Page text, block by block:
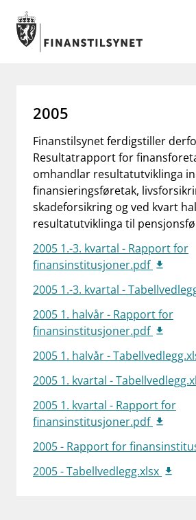
Gå til hovedinnhold
Gå til søkesiden
nettstedet
English
English
Tilsyn
Aktuelt
Finanstilsynets registre
Tema
supervisor_accountForbrukerinformasjon
businessOm Finanstilsynet
mail_outlineKontakt oss
work_outlineJobb hos oss
dashboardInformasjon for investorer
notifications_noneAbonner på nyhetsvarsel
2005
Finanstilsynet ferdigstiller
Resultatrapport for
omhandlar resultatutviklinga
finansieringsføretak,
skadeforsikring og ved kvart
resultatutviklinga til
2005 1.-3. kvartal - Rapport for
finansinstitusjoner.pdf
2005 1.-3. kvartal -
2005 1. halvår - Rapport for
finansinstitusjoner.pdf
2005 1. halvår -
2005 1. kvartal -
2005 1. kvartal - Rapport for
finansinstitusjoner.pdf
2005 - Rapport for
2005 - Tabellvedlegg.xlsx